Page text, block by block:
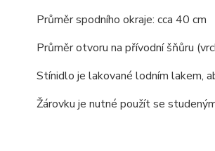
Průměr spodního okraje: cca 40 cm
Průměr otvoru na přívodní šňůru
Stínidlo je lakované lodním lakem,
Žárovku je nutné použít se